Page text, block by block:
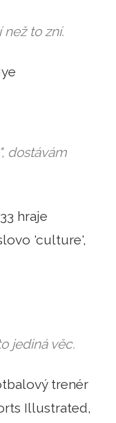
to zní.
dostávám
hraje
'culture',
jediná věc.
trenér
Illustrated,